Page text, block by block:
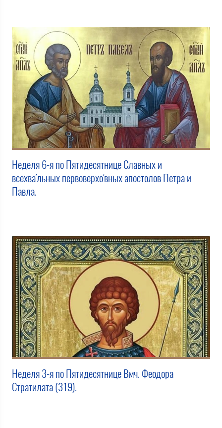
Неделя 6-я по Пятидесятнице Славных и
всехва́льных первоверхо́вных апостолов Петра и
Павла.
Неделя 3-я по Пятидесятнице Вмч. Феодора
Стратилата (319).